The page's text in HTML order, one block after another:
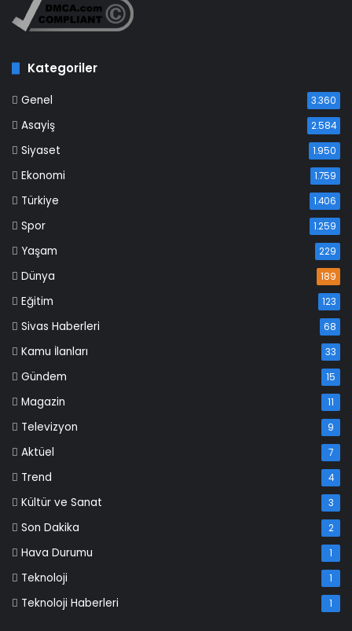
Kategoriler
Genel 3.360
Asayiş 2.584
Siyaset 1.950
Ekonomi 1.759
Türkiye 1.406
Spor 1.259
Yaşam 229
Dünya 189
Eğitim 123
Sivas Haberleri 68
Kamu İlanları 33
Gündem 15
Magazin 11
Televizyon 9
Aktüel 7
Trend 4
Kültür ve Sanat 3
Son Dakika 2
Hava Durumu 1
Teknoloji 1
Teknoloji Haberleri 1